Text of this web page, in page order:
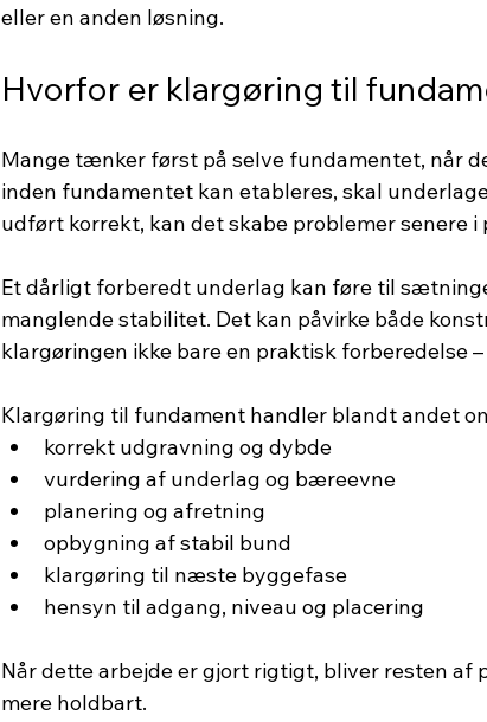
eller en anden løsning.
Hvorfor er klargøring til
Mange tænker først på selve fundamentet, når
inden fundamentet kan etableres, skal
udført korrekt, kan det skabe problemer senere i
Et dårligt forberedt underlag kan føre til
manglende stabilitet. Det kan påvirke både
klargøringen ikke bare en praktisk forberedelse
Klargøring til fundament handler blandt andet
korrekt udgravning og dybde
vurdering af underlag og bæreevne
planering og afretning
opbygning af stabil bund
klargøring til næste byggefase
hensyn til adgang, niveau og placering
Når dette arbejde er gjort rigtigt, bliver resten
mere holdbart.